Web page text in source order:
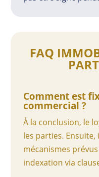
FAQ
Comment est
commercial ?
À la conclusion, le
les parties.
mécanismes
indexation via